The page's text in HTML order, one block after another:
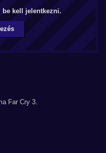
be kell jelentkezni.
Far Cry 3.